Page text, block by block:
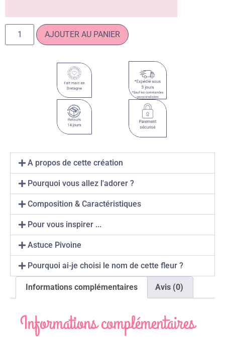
AJOUTER AU PANIER
A propos de cette création
Pourquoi vous allez l'adorer ?
Composition & Caractéristiques
Pour vous inspirer ...
Astuce Pivoine
Pourquoi ai-je choisi le nom de cette fleur ?
Informations complémentaires Avis (0)
Informations complémentaires